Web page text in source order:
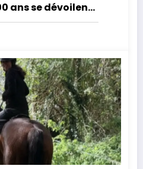
ans se dévoilent
au public